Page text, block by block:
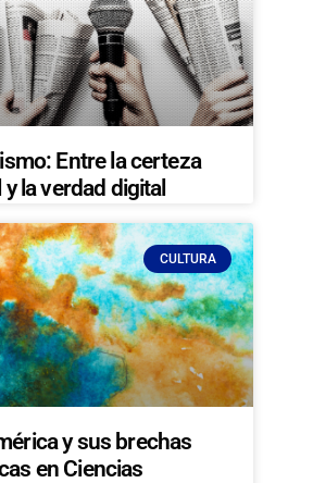
Entre la certeza
la verdad digital
CULTURA
y sus brechas
en Ciencias